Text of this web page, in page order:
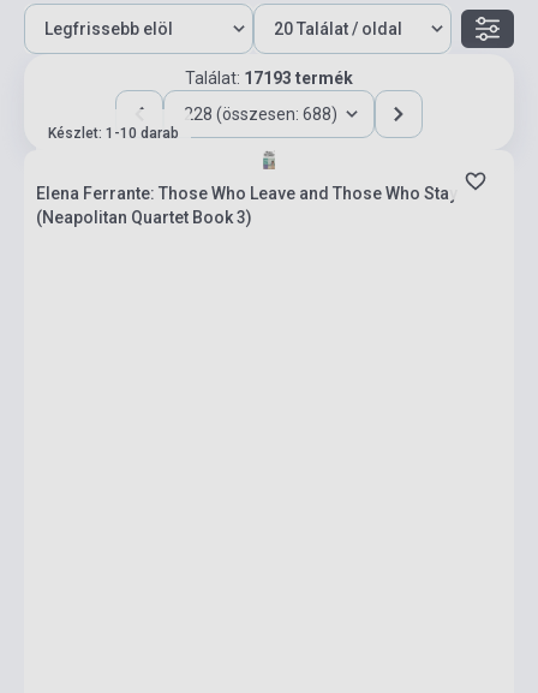
Találat: 17193 termék
228 (összesen: 688)
Készlet: 1-10 darab
Elena Ferrante: Those Who Leave and Those Who Stay
(Neapolitan Quartet Book 3)